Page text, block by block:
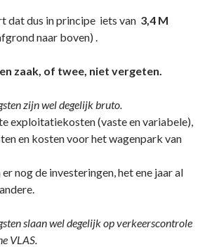
dat dus in principe iets van 3,4 M
naar boven) .
zaak, of twee, niet vergeten.
zijn wel degelijk bruto.
exploitatiekosten (vaste en variabele),
en kosten voor het wagenpark van
nog de investeringen, het ene jaar al
slaan wel degelijk op verkeerscontrole
VLAS.